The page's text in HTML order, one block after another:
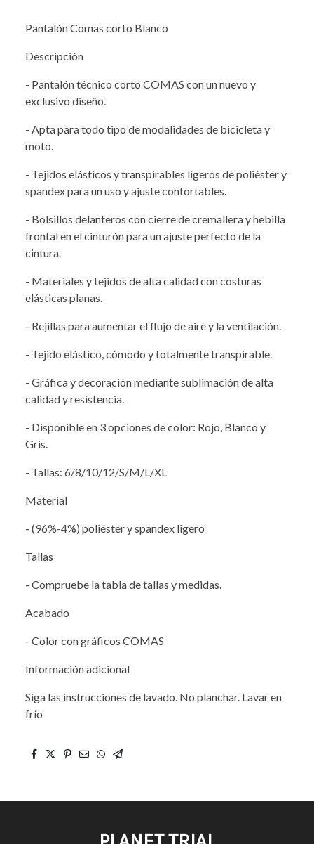
Pantalón Comas corto Blanco
Descripción
- Pantalón técnico corto COMAS con un nuevo y
exclusivo diseño.
- Apta para todo tipo de modalidades de bicicleta y
moto.
- Tejidos elásticos y transpirables ligeros de poliéster y
spandex para un uso y ajuste confortables.
- Bolsillos delanteros con cierre de cremallera y hebilla
frontal en el cinturón para un ajuste perfecto de la
cintura.
- Materiales y tejidos de alta calidad con costuras
elásticas planas.
- Rejillas para aumentar el flujo de aire y la ventilación.
- Tejido elástico, cómodo y totalmente transpirable.
- Gráfica y decoración mediante sublimación de alta
calidad y resistencia.
- Disponible en 3 opciones de color: Rojo, Blanco y
Gris.
- Tallas: 6/8/10/12/S/M/L/XL
Material
- (96%-4%) poliéster y spandex ligero
Tallas
- Compruebe la tabla de tallas y medidas.
Acabado
- Color con gráficos COMAS
Información adicional
Siga las instrucciones de lavado. No planchar. Lavar en
frío